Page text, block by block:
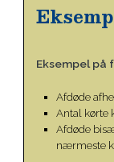
Eksempel på
Afdøde
Antal kørte
Afdøde
nærmeste